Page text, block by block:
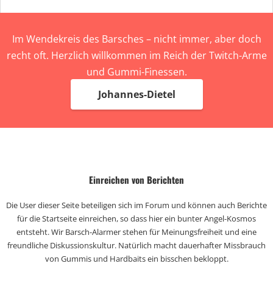
Im Wendekreis des Barsches – nicht immer, aber doch
recht oft. Herzlich willkommen im Reich der Twitch-Arme
und Gummi-Finessen.
Johannes-Dietel
Einreichen von Berichten
Die User dieser Seite beteiligen sich im Forum und können auch Berichte
für die Startseite einreichen, so dass hier ein bunter Angel-Kosmos
entsteht. Wir Barsch-Alarmer stehen für Meinungsfreiheit und eine
freundliche Diskussionskultur. Natürlich macht dauerhafter Missbrauch
von Gummis und Hardbaits ein bisschen bekloppt.